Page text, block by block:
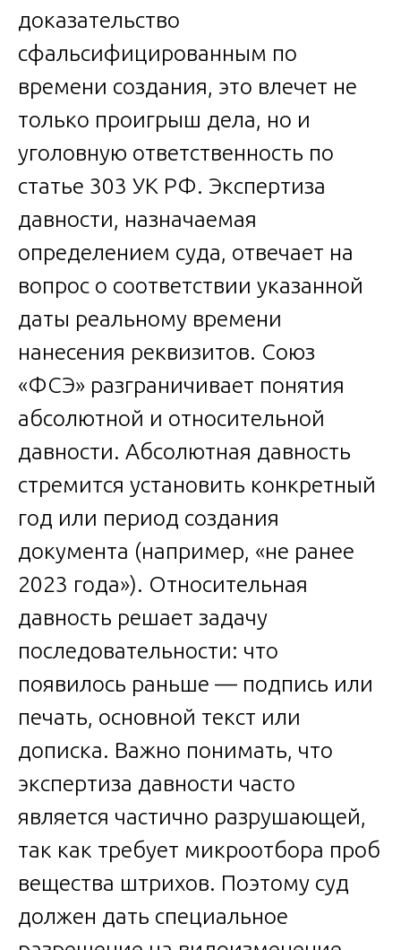
доказательство
сфальсифицированным по
времени создания, это влечет не
только проигрыш дела, но и
уголовную ответственность по
статье 303 УК РФ. Экспертиза
давности, назначаемая
определением суда, отвечает на
вопрос о соответствии указанной
даты реальному времени
нанесения реквизитов. Союз
«ФСЭ» разграничивает понятия
абсолютной и относительной
давности. Абсолютная давность
стремится установить конкретный
год или период создания
документа (например, «не ранее
2023 года»). Относительная
давность решает задачу
последовательности: что
появилось раньше — подпись или
печать, основной текст или
дописка. Важно понимать, что
экспертиза давности часто
является частично разрушающей,
так как требует микроотбора проб
вещества штрихов. Поэтому суд
должен дать специальное